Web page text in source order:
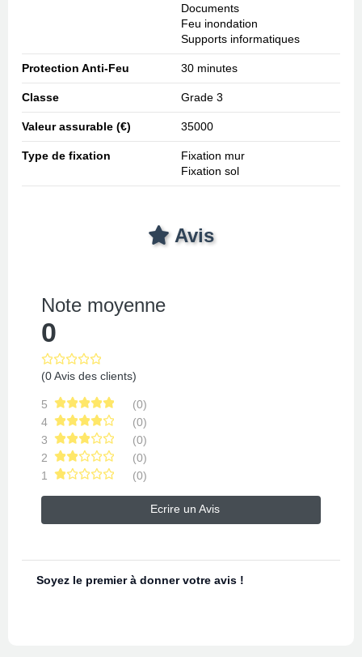
Documents
Feu inondation
Supports informatiques
Protection Anti-Feu 30 minutes
Classe Grade 3
Valeur assurable (€) 35000
Type de fixation
Fixation mur
Fixation sol
Avis
Note moyenne
0
(0 Avis des clients)
5
(0)
4
(0)
3
(0)
2
(0)
1
(0)
Ecrire un Avis
Soyez le premier à donner votre avis !